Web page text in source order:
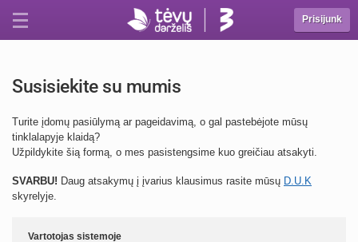
Prisijunk
Susisiekite su mumis
Turite įdomų pasiūlymą ar pageidavimą, o gal pastebėjote mūsų
tinklalapyje klaidą?
Užpildykite šią formą, o mes pasistengsime kuo greičiau atsakyti.
SVARBU! Daug atsakymų į įvarius klausimus rasite mūsų D.U.K
skyrelyje.
Vartotojas sistemoje